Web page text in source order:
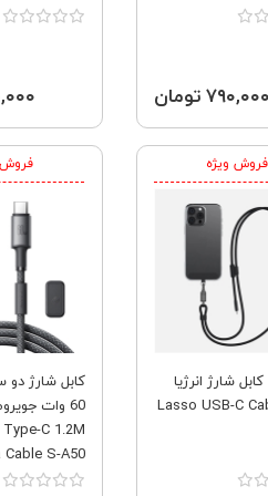
تومان
فروش ویژه
شارژ انرژیا
Lasso USB-C
فروش
کابل شارژ
C 1.2M
Cable S-A50